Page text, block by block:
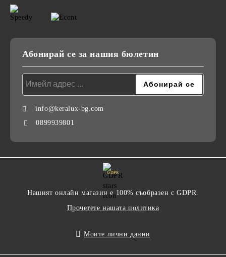
Абонирай се за нашия бюлетин
info@keralux-bg.com
0899939801
GDPR
Нашият онлайн магазин е 100% съобразен с GDPR.
Прочетете нашата политика
Моите лични данни